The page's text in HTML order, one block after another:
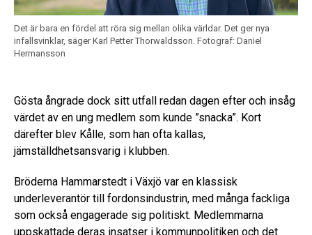
Det är bara en fördel att röra sig mellan olika världar. Det ger nya
infallsvinklar, säger Karl Petter Thorwaldsson. Fotograf: Daniel
Hermansson
Gösta ångrade dock sitt utfall redan dagen efter och insåg
värdet av en ung medlem som kunde ”snacka”. Kort
därefter blev Kålle, som han ofta kallas,
jämställdhetsansvarig i klubben.
Bröderna Hammarstedt i Växjö var en klassisk
underleverantör till fordonsindustrin, med många fackliga
som också engagerade sig politiskt. Medlemmarna
uppskattade deras insatser i kommunpolitiken och det